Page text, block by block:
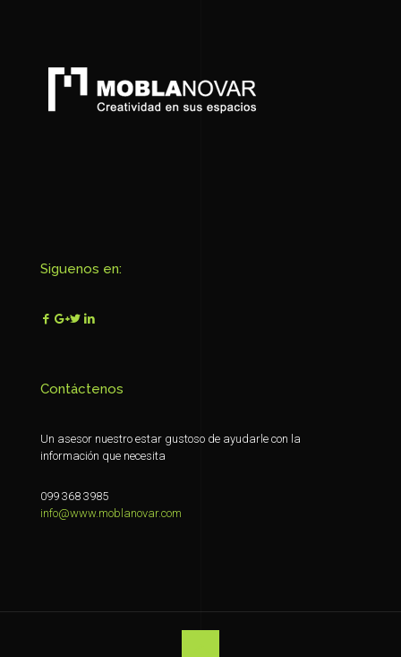
Siguenos en:
Contáctenos
Un asesor nuestro estar gustoso de ayudarle con la
información que necesita
099 368 3985
info@www.moblanovar.com